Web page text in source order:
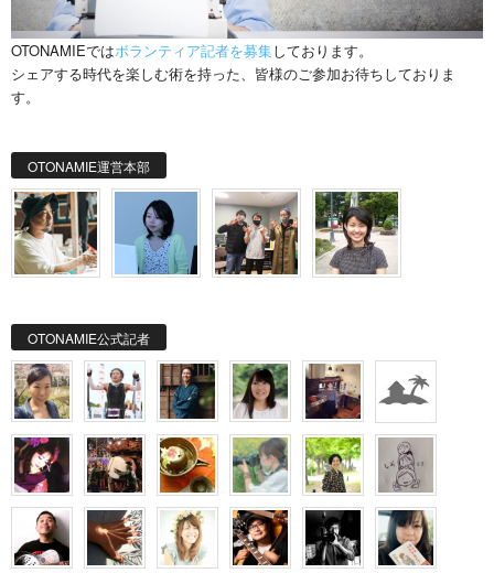
OTONAMIEではボランティア記者を募集しております。
シェアする時代を楽しむ術を持った、皆様のご参加お待ちしておりま
す。
OTONAMIE運営本部
OTONAMIE公式記者